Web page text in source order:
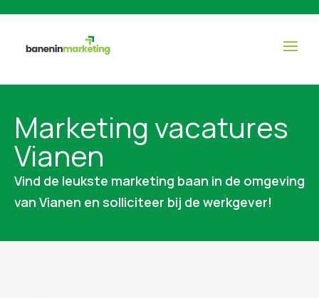
Marketing vacatures
Vianen
Vind de leukste marketing baan in de omgeving
van Vianen en solliciteer bij de werkgever!